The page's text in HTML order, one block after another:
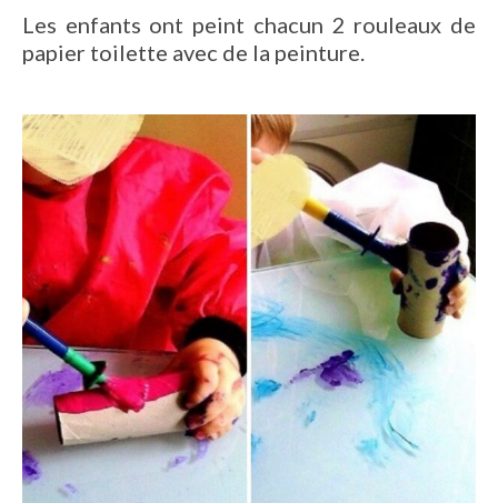
Les enfants ont peint chacun 2 rouleaux de
papier toilette avec de la peinture.